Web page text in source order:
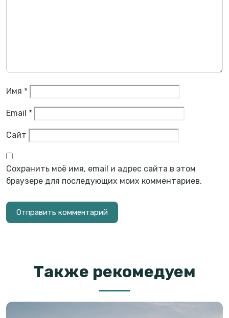
Имя *
Email *
Сайт
Сохранить моё имя, email и адрес сайта в этом
браузере для последующих моих комментариев.
Также рекомедуем